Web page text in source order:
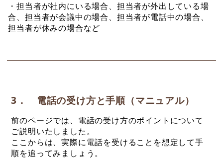
・担当者が社内にいる場合、担当者が外出している場
合、担当者が会議中の場合、担当者が電話中の場合、
担当者が休みの場合など
3． 電話の受け方と手順（マニュアル）
前のページでは、電話の受け方のポイントについて
ご説明いたしました。
ここからは、実際に電話を受けることを想定して手
順を追ってみましょう。